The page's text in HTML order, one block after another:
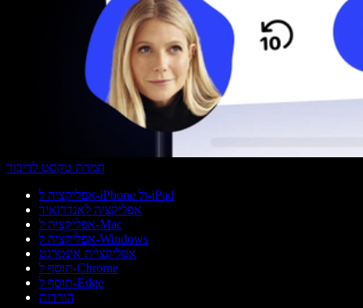
המרת טקסט לדיבור
אפליקציה ל-iPhone ול-iPad
אפליקציה לאנדרואיד
אפליקציה ל-Mac
אפליקציה ל-Windows
אפליקציית אינטרנט
תוסף ל-Chrome
תוסף ל-Edge
הורדות